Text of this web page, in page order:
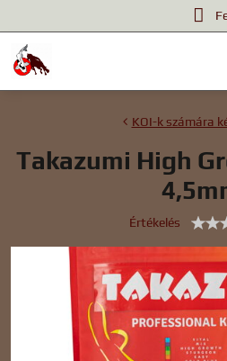
KOI-k számára
Takazumi High
Értékelés